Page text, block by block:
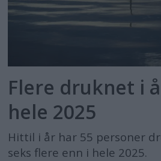
Flere druknet i
hele 2025
Hittil i år har 55 personer
seks flere enn i hele 2025.